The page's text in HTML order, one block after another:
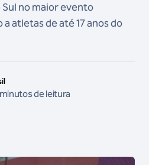
no maior evento
atletas de até 17 anos do
minutos de leitura